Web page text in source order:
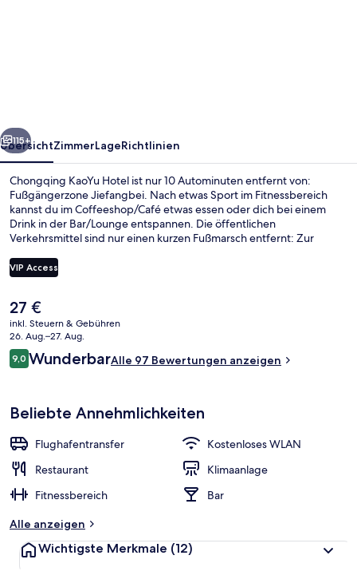
Weiter
115+
ÜbersichtZimmerLageRichtlinien
Chongqing KaoYu Hotel ist nur 10 Autominuten entfernt von:
Fußgängerzone Jiefangbei. Nach etwas Sport im Fitnessbereich
kannst du im Coffeeshop/Café etwas essen oder dich bei einem
Drink in der Bar/Lounge entspannen. Die öffentlichen
Verkehrsmittel sind nur einen kurzen Fußmarsch entfernt: Zur
Station 14 Minuten.
VIP Access
Der
aktuelle
Preis
beträgt
27 €.
27 €
inkl. Steuern & Gebühren
26. Aug.–27. Aug.
Bewertungen
9,09,0 von 10.
WunderbarAlle 97 Bewertungen anzeigen
Beliebte Annehmlichkeiten
Flughafentransfer
Kostenloses WLAN
Restaurant
Klimaanlage
Fitnessbereich
Bar
Alle anzeigen
Wichtigste Merkmale (12)